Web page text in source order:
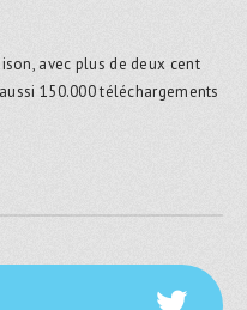
avec plus de deux cent
150.000 téléchargements